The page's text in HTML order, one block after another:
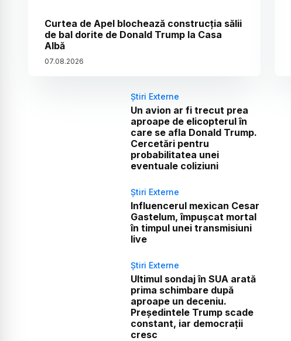
Curtea de Apel blochează construcția sălii
de bal dorite de Donald Trump la Casa
Albă
07.08.2026
Știri Externe
Un avion ar fi trecut prea
aproape de elicopterul în
care se afla Donald Trump.
Cercetări pentru
probabilitatea unei
eventuale coliziuni
Știri Externe
Influencerul mexican Cesar
Gastelum, împușcat mortal
în timpul unei transmisiuni
live
Știri Externe
Ultimul sondaj în SUA arată
prima schimbare după
aproape un deceniu.
Președintele Trump scade
constant, iar democrații
cresc